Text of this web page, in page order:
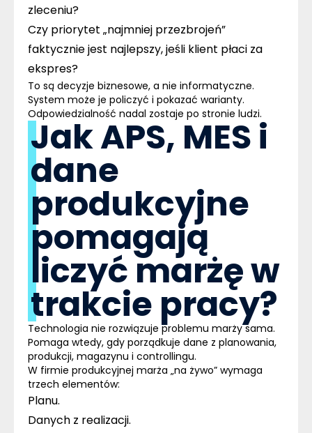
zleceniu?
Czy priorytet „najmniej przezbrojeń”
faktycznie jest najlepszy, jeśli klient płaci za
ekspres?
To są decyzje biznesowe, a nie informatyczne.
System może je policzyć i pokazać warianty.
Odpowiedzialność nadal zostaje po stronie ludzi.
Jak APS, MES i
dane
produkcyjne
pomagają
liczyć marżę w
trakcie pracy?
Technologia nie rozwiązuje problemu marży sama.
Pomaga wtedy, gdy porządkuje dane z planowania,
produkcji, magazynu i controllingu.
W firmie produkcyjnej marża „na żywo” wymaga
trzech elementów:
Planu.
Danych z realizacji.